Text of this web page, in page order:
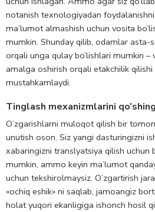
notanish texnologiyadan foydalanishni
ma’lumot almashish uchun vosita
mumkin. Shunday qilib, odamlar asta-
orqali unga qulay bo’lishlari mumkin –
amalga oshirish orqali etakchilik
mustahkamlaydi.
Tinglash mexanizmlarini qo’shing
O’zgarishlarni muloqot qilish bir
unutish oson. Siz yangi dasturingizni
xabaringizni translyatsiya qilish uchun
mumkin, ammo keyin ma’lumot
uchun tekshirolmaysiz. O’zgartirish
«ochiq eshik» ni saqlab, jamoangiz
holat yuqori ekanligiga ishonch hosil